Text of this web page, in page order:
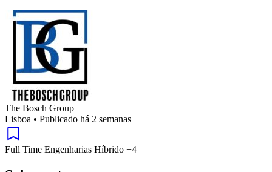
The Bosch Group
Lisboa • Publicado há 2 semanas
Full Time Engenharias Híbrido +4